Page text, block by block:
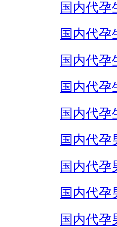
国内代孕
国内代孕
国内代孕
国内代孕
国内代孕
国内代孕
国内代孕
国内代孕
国内代孕